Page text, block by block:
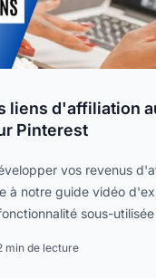
liens d'affiliation
Pinterest
vos revenus
à notre guide vidéo
sous-
min de lecture